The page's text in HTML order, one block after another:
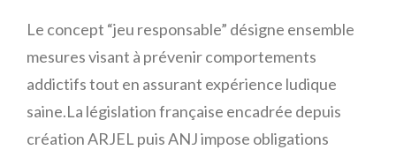
Le concept “jeu responsable” désigne ensemble
mesures visant à prévenir comportements
addictifs tout en assurant expérience ludique
saine.La législation française encadrée depuis
création ARJEL puis ANJ impose obligations